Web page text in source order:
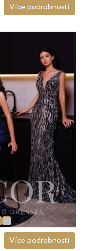
Více podrobností
Více podrobností